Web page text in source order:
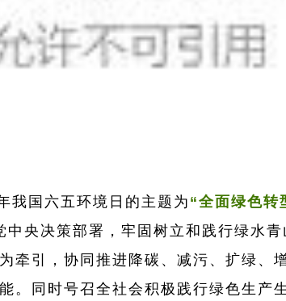
我国六五环境日的主题为 “全面绿色转
中央决策部署，牢固树立和践行绿水青
牵引，协同推进降碳、减污、扩绿、
。同时号召全社会积极践行绿色生产